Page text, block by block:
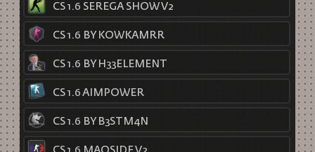
CS 1.6 SEREGA SHOW V2
CS 1.6 BY KOWKAMRR
CS 1.6 BY H33ELEMENT
CS 1.6 AIMPOWER
CS 1.6 BY B3STM4N
CS 1.6 MAQSIDE V2